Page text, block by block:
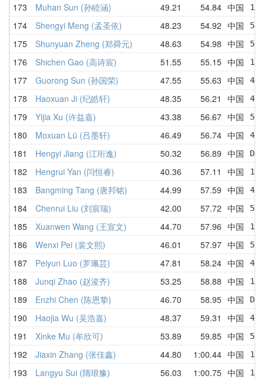
173 Muhan Sun (孙睦涵) 49.21 54.84 中国
174 Shengyi Meng (孟圣依) 48.23 54.92 中国
175 Shunyuan Zheng (郑舜元) 48.63 54.98 中国
176 Shichen Gao (高诗宸) 51.55 55.15 中国
177 Guorong Sun (孙国荣) 47.55 55.63 中国
178 Haoxuan Ji (纪皓轩) 48.35 56.21 中国
179 Yijia Xu (许益嘉) 43.38 56.67 中国
180 Moxuan Lü (吕墨轩) 46.49 56.74 中国
181 Hengyi Jiang (江珩逸) 50.32 56.89 中国
182 Hengrui Yan (闫恒睿) 40.36 57.11 中国
183 Bangming Tang (唐邦铭) 44.99 57.59 中国
184 Chenrui Liu (刘宸瑞) 42.00 57.72 中国
185 Xuanwen Wang (王宣文) 44.70 57.96 中国
186 Wenxi Pei (裴文熙) 46.01 57.97 中国
187 Peiyun Luo (罗珮芸) 47.81 58.24 中国
188 Junqi Zhao (赵浚齐) 53.25 58.88 中国
189 Enzhi Chen (陈恩挚) 46.70 58.95 中国
190 Haojia Wu (吴浩嘉) 48.37 59.31 中国
191 Xinke Mu (牟欣可) 53.89 59.85 中国
192 Jiaxin Zhang (张佳鑫) 44.80 1:00.44 中国
193 Langyu Sui (隋琅豫) 56.03 1:00.75 中国